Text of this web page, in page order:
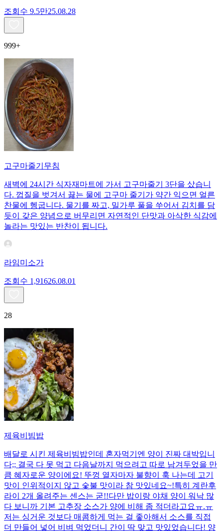
조회수 9.5만25.08.28
999+
고구마줄기무침
새벽에 24시간 식자재마트에 가서 고구마줄기 3단을 샀습니
다. 껍질을 벗겨서 끓는 물에 고구마 줄기가 약간 익으면 얼른
찬물에 헹굽니다. 물기를 짜고, 밀가루 풀을 쑤어서 김치를 담
듯이 갖은 양념으로 버무리면 자연적인 단맛과 아삭한 식감에
놀라는 맛있는 반찬이 됩니다.
라임미소가
조회수 1,91626.08.01
28
제육비빔밥
배달로 시킨 제육비빔밥인데 혼자먹기엔 양이 진짜 대박입니
다;; 결국 다 못 먹고 다음날까지 먹으려고 따로 남겨두었을 만
큼 혜자로운 양이에요! 뚜껑 열자마자 불향이 훅 나는데 고기
맛이 인위적이지 않고 숯불 맛이라 참 맛있네요~!특히 계란후
라이 2개 올려주는 센스는 굳!! ​다만 밥이랑 야채 양이 워낙 많
다 보니까 기본 고추장 소스가 양에 비해 좀 적더라고요ㅠ.ㅠ
저는 싱거운 것보다 매콤하게 먹는 걸 좋아해서 소스를 직접
더 만들어 넣어 비벼 먹었더니 간이 딱 맞고 맛있었습니다! 양